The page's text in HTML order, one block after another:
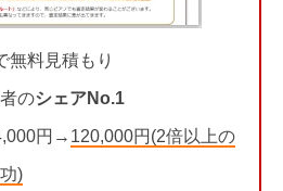
無料見積もり
のシェアNo.1
円→ 120,000円(2倍以上の
)